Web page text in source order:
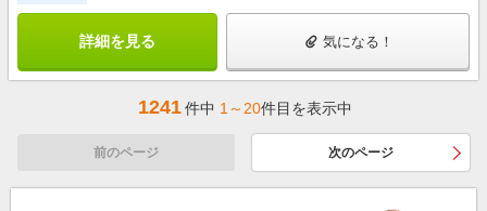
詳細を見る 気になる！
1241件中 1～20件目を表示中
前のページ 次のページ